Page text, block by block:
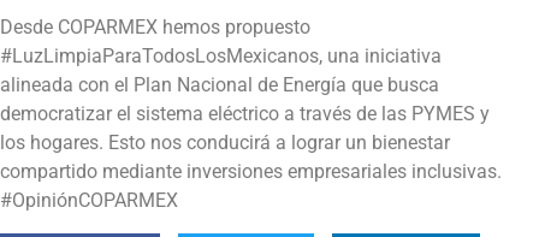
Desde COPARMEX hemos propuesto
#LuzLimpiaParaTodosLosMexicanos, una iniciativa
alineada con el Plan Nacional de Energía que busca
democratizar el sistema eléctrico a través de las PYMES y
los hogares. Esto nos conducirá a lograr un bienestar
compartido mediante inversiones empresariales inclusivas.
#OpiniónCOPARMEX